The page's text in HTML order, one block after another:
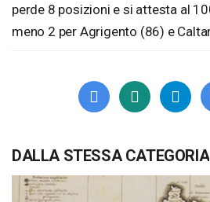
perde 8 posizioni e si attesta al
meno 2 per Agrigento (86) e
DALLA STESSA CATEGORIA